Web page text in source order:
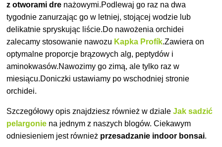
z otworami dre nażowymi.Podlewaj go raz na dwa
tygodnie zanurzając go w letniej, stojącej wodzie lub
delikatnie spryskując liście.Do nawożenia orchidei
zalecamy stosowanie nawozu Kapka Profík.Zawiera on
optymalne proporcje brązowych alg, peptydów i
aminokwasów.Nawozimy go zimą, ale tylko raz w
miesiącu.Doniczki ustawiamy po wschodniej stronie
orchidei.
Szczegółowy opis znajdziesz również w dzialeJak sadzić
pelargonie na jednym z naszych blogów. Ciekawym
odniesieniem jest również przesadzanie indoor bonsai.